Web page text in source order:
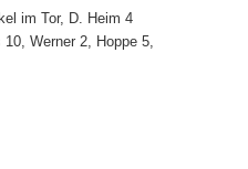
im Tor, D. Heim 4
Werner 2, Hoppe 5,